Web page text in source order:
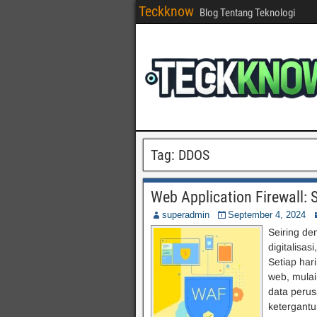
Teckknow Blog Tentang Teknologi
Tag: DDOS
Web Application Firewall:
superadmin September 4, 2024
Seiring
Setiap
web,
data